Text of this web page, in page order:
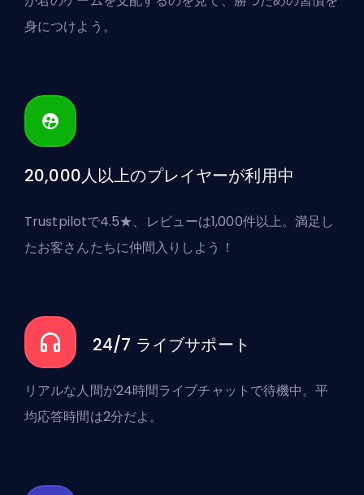
身につけよう。
20,000人以上のプレイヤーが利用中
Trustpilotで4.5★、レビューは1,000件以上。満足し
たお客さんたちに仲間入りしよう！
24/7 ライブサポート
リアルな人間が24時間ライブチャットで待機中。平
均応答時間は2分だよ。